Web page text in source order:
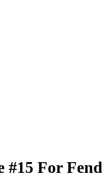
#15 For